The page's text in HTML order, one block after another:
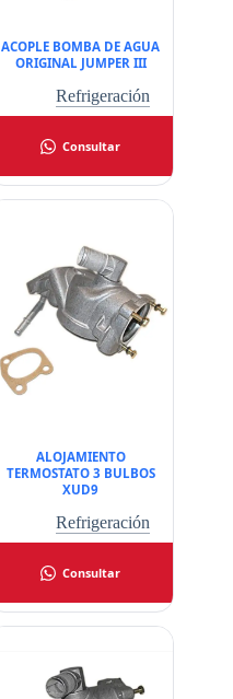
ACOPLE BOMBA DE AGUA
ORIGINAL JUMPER III
Refrigeración
Consultar
ALOJAMIENTO
TERMOSTATO 3 BULBOS
XUD9
Refrigeración
Consultar